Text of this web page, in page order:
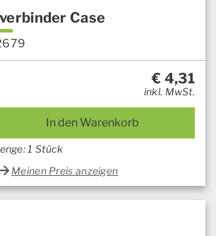
Case
€ 4,31
inkl. MwSt.
In den Warenkorb
1 Stück
Meinen Preis anzeigen